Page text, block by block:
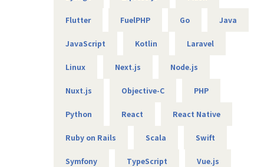
・その他ツール：GitHub Copilot, OpenAI GPT4-o, Anthro
Docker, Notion, Slack等
・株式会社KADOKAWA／KADOKAWAアプリ
※アサイン：3か月に1回、1on1査定があり、ご希望やキャ
リアプランを考慮しアサインします。
Flutter FuelPHP Go Java
JavaScript Kotlin Laravel
Linux Next.js Node.js
Nuxt.js Objective-C PHP
Python React React Native
Ruby on Rails Scala Swift
Symfony TypeScript Vue.js